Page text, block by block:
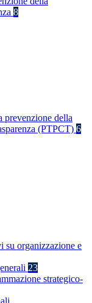
8
prevenzione della
(PTPCT) 6
su organizzazione e
23
strategico-